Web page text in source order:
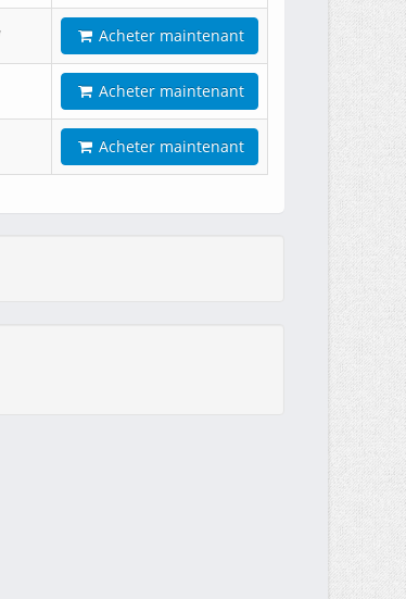
Acheter maintenant
Acheter maintenant
Acheter maintenant